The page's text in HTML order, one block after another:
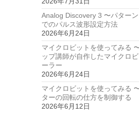
Analog Discovery 3 〜パター
でのパルス波形設定方法
2026年6月24日
マイクロビットを使ってみる
ップ講師が自作したマイクロ
ーラー
2026年6月24日
マイクロビットを使ってみる
ターの回転の仕方を制御する
2026年6月12日